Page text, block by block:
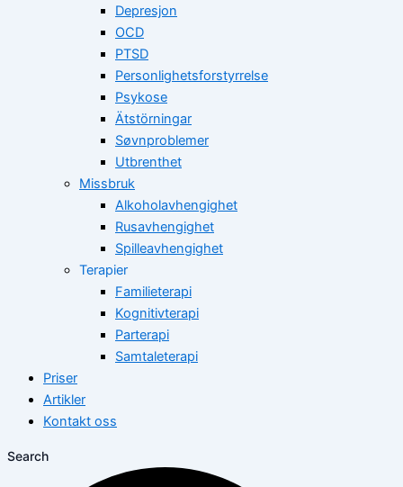
Depresjon
OCD
PTSD
Personlighetsforstyrrelse
Psykose
Ätstörningar
Søvnproblemer
Utbrenthet
Missbruk
Alkoholavhengighet
Rusavhengighet
Spilleavhengighet
Terapier
Familieterapi
Kognitivterapi
Parterapi
Samtaleterapi
Priser
Artikler
Kontakt oss
Search